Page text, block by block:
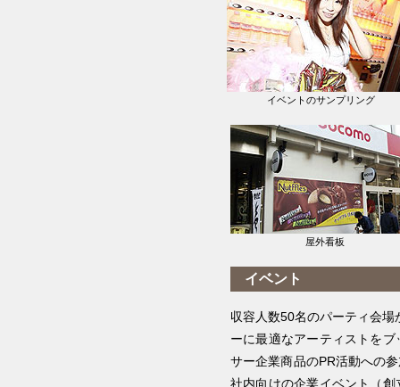
イベントのサンプリング
屋外看板
イベント
収容人数50名のパーティ会
ーに最適なアーティストを
サー企業商品のPR活動への
社内向けの企業イベント（